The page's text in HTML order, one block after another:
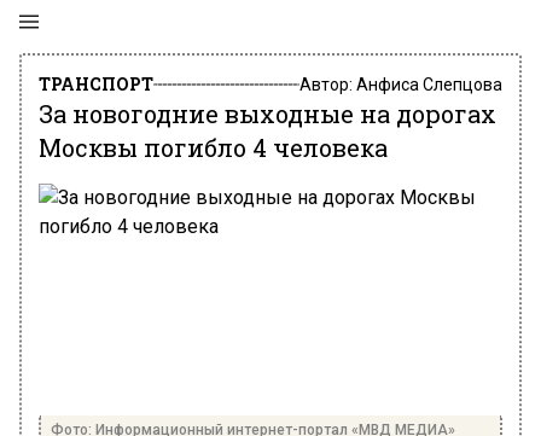
ТРАНСПОРТ Автор: Анфиса Слепцова
За новогодние выходные на дорогах
Москвы погибло 4 человека
Фото: Информационный интернет-портал «МВД МЕДИА»